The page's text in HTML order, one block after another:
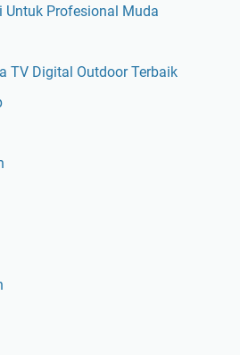
Untuk Profesional Muda
TV Digital Outdoor Terbaik